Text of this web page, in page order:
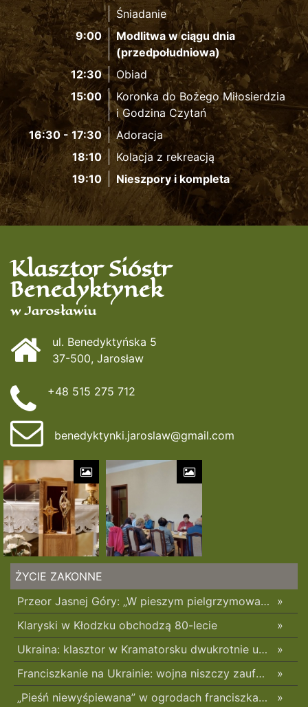
Śniadanie
9:00
Modlitwa w ciągu dnia
(przedpołudniowa)
12:30
Obiad
15:00
Koronka do Bożego Miłosierdzia
i Godzina Czytań
16:30 - 17:30
Adoracja
18:10
Kolacja z rekreacją
19:10
Nieszpory i kompleta
Klasztor Sióstr
Benedyktynek
w Jarosławiu
ul. Benedyktyńska 5
37-500, Jarosław
+48 515 275 712
benedyktynki.jaroslaw@gmail.com
ŻYCIE ZAKONNE
»
Przeor Jasnej Góry: „W pieszym pielgrzymowaniu jest coś niezwykłego”
»
Klaryski w Kłodzku obchodzą 80-lecie
»
Ukraina: klasztor w Kramatorsku dwukrotnie uszkodzony w ciągu trzech tygodni
»
Franciszkanie na Ukrainie: wojna niszczy zaufanie
»
„Pieśń niewyśpiewana” w ogrodach franciszkańskich w Radomsku